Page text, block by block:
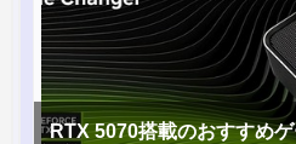
RTX 5070搭載のおすすめ